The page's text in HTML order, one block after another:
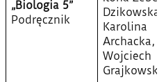
„Biologia 5”
Podręcznik
Dzikowska,
Karolina
Archacka,
Wojciech
Grajkowski